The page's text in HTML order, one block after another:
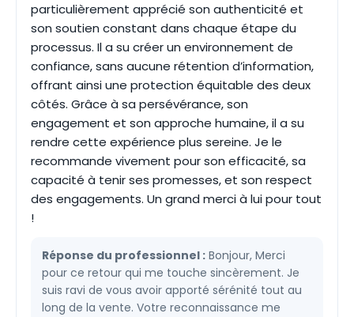
particulièrement apprécié son authenticité et
son soutien constant dans chaque étape du
processus. Il a su créer un environnement de
confiance, sans aucune rétention d’information,
offrant ainsi une protection équitable des deux
côtés. Grâce à sa persévérance, son
engagement et son approche humaine, il a su
rendre cette expérience plus sereine. Je le
recommande vivement pour son efficacité, sa
capacité à tenir ses promesses, et son respect
des engagements. Un grand merci à lui pour tout
!
Réponse du professionnel : Bonjour, Merci
pour ce retour qui me touche sincèrement. Je
suis ravi de vous avoir apporté sérénité tout au
long de la vente. Votre reconnaissance me